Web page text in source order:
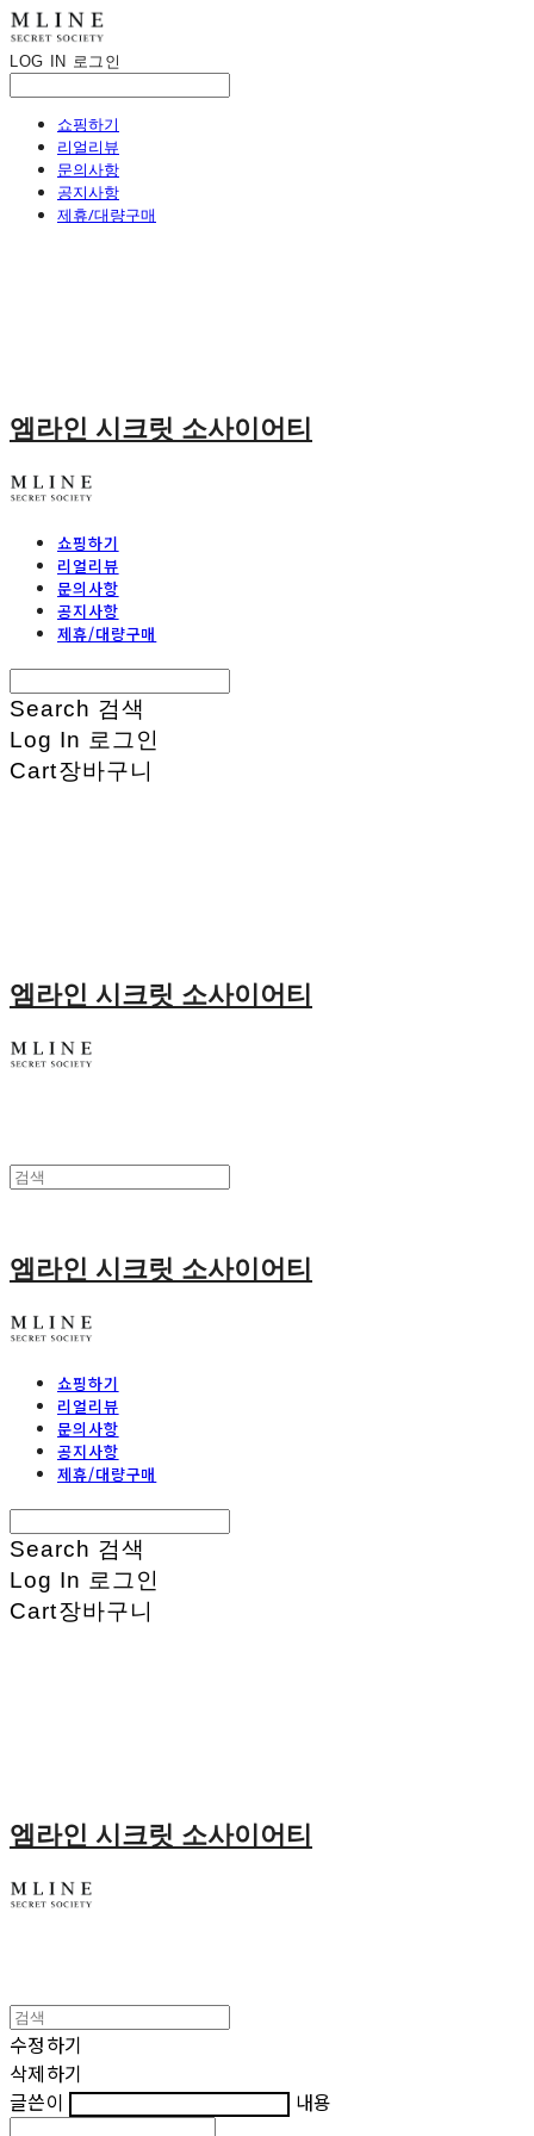
LOG IN 로그인
쇼핑하기
리얼리뷰
문의사항
공지사항
제휴/대량구매
엠라인 시크릿 소사이어티
쇼핑하기
리얼리뷰
문의사항
공지사항
제휴/대량구매
Search 검색
Log In 로그인
Cart장바구니
엠라인 시크릿 소사이어티
엠라인 시크릿 소사이어티
쇼핑하기
리얼리뷰
문의사항
공지사항
제휴/대량구매
Search 검색
Log In 로그인
Cart장바구니
엠라인 시크릿 소사이어티
수정하기
삭제하기
글쓴이
내용